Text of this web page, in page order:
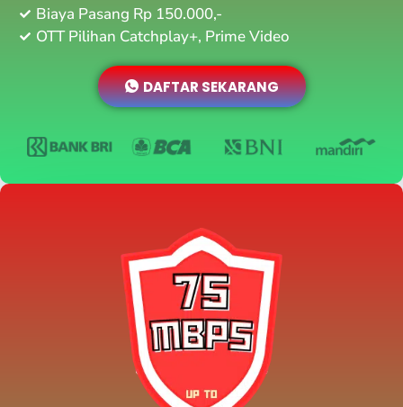
Biaya Pasang Rp 150.000,-
OTT Pilihan Catchplay+, Prime Video
DAFTAR SEKARANG